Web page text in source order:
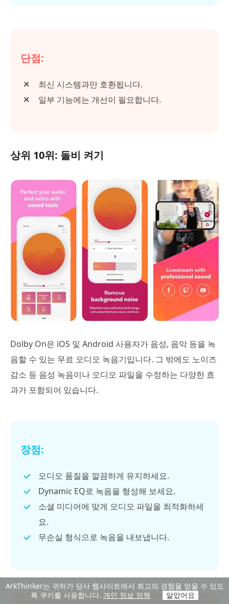
단점:
최신 시스템과만 호환됩니다.
일부 기능에는 개선이 필요합니다.
상위 10위: 돌비 켜기
Dolby On은 iOS 및 Android 사용자가 음성, 음악 등을 녹
음할 수 있는 무료 오디오 녹음기입니다. 그 밖에도 노이즈
감소 등 음성 녹음이나 오디오 파일을 수정하는 다양한 효
과가 포함되어 있습니다.
장점:
오디오 품질을 깔끔하게 유지하세요.
Dynamic EQ로 녹음을 형성해 보세요.
소셜 미디어에 맞게 오디오 파일을 최적화하세
요.
무손실 형식으로 녹음을 내보냅니다.
ArkThinker는 귀하가 당사 웹사이트에서 최고의 경험을 얻을 수 있도
록 쿠키를 사용합니다. 개인 정보 정책 알았어요